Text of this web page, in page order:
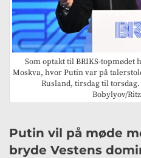
Som optakt til BRIKS-
Moskva, hvor Putin var på
Rusland, tirsdag til
Bobylyov/
Putin vil på møde
bryde Vestens